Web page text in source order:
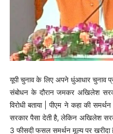
यूपी चुनाव के लिए अपने धुंआधार चुनाव
संबोधन के दौरान जमकर अखिलेश
विरोधी बताया | पीएम ने कहा की
सरकार पैसा देती है, लेकिन अखिलेश
3 फीसदी फसल समर्थन मूल्य पर खरीदा